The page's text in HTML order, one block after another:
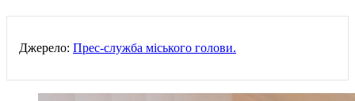
Джерело: Прес-служба міського голови.